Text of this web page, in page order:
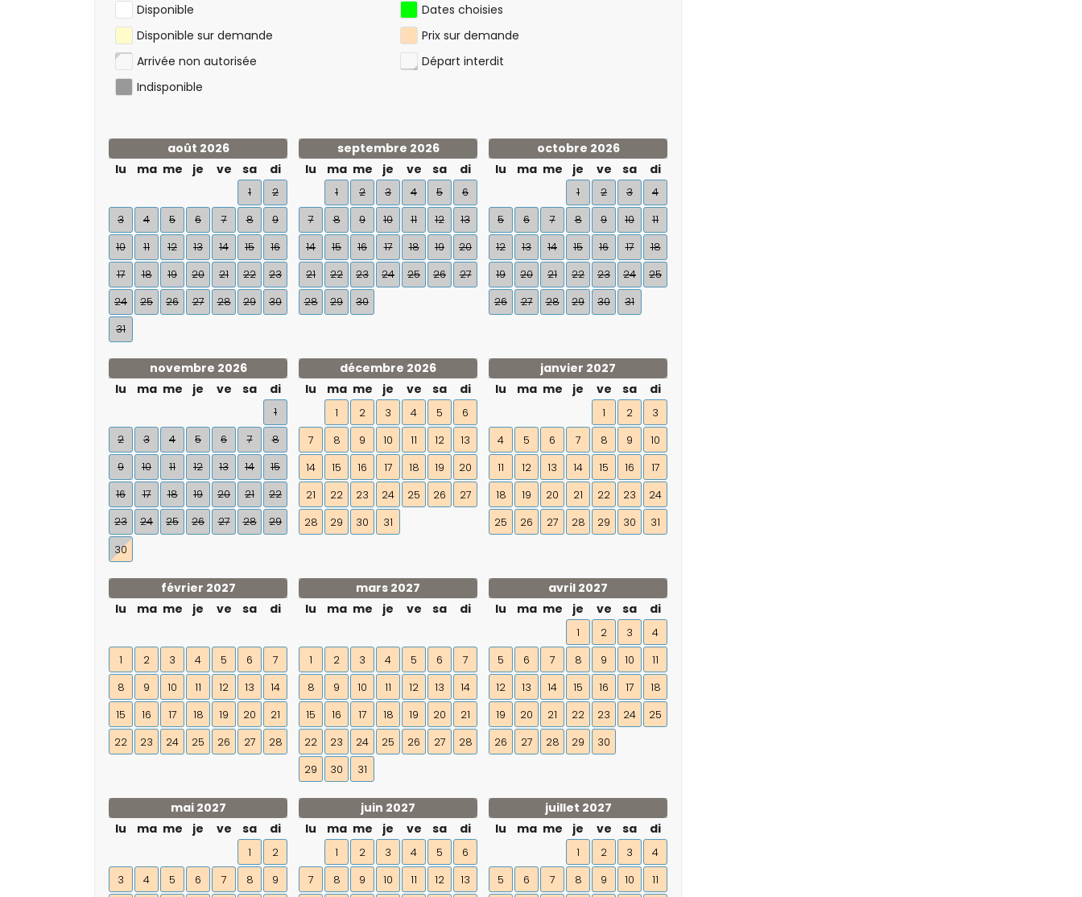
Disponible
Dates choisies
Disponible sur demande
Prix ​​sur demande
Arrivée non autorisée
Départ interdit
Indisponible
août 2026
lu
ma me je ve sa di
1
2
3
4 5 6 7 8
9
10
11 12 13 14 15
16
17
18 19 20 21 22
23
24
25 26 27 28 29
30
31
septembre 2026
lu
ma me je ve sa di
1 2 3 4 5
6
7
8 9 10 11 12
13
14
15 16 17 18 19
20
21
22 23 24 25 26
27
28
29 30
octobre 2026
lu
ma me je ve sa di
1 2 3
4
5
6 7 8 9 10
11
12
13 14 15 16 17
18
19
20 21 22 23 24
25
26
27 28 29 30 31
novembre 2026
lu
ma me je ve sa di
1
2
3 4 5 6 7
8
9
10 11 12 13 14
15
16
17 18 19 20 21
22
23
24 25 26 27 28 29
30
décembre 2026
lu
ma me je ve sa di
1 2 3 4 5
6
7
8 9 10 11 12
13
14
15 16 17 18 19
20
21
22 23 24 25 26
27
28
29 30 31
janvier 2027
lu
ma me je ve sa di
1 2
3
4
5 6 7 8 9
10
11
12 13 14 15 16
17
18
19 20 21 22 23
24
25
26 27 28 29 30 31
février 2027
lu
ma me je ve sa di
1 2 3 4 5 6
7
8
9 10 11 12 13
14
15
16 17 18 19 20
21
22
23 24 25 26 27 28
mars 2027
lu
ma me je ve sa di
1 2 3 4 5 6
7
8
9 10 11 12 13
14
15
16 17 18 19 20
21
22
23 24 25 26 27
28
29
30 31
avril 2027
lu
ma me je ve sa di
1 2 3
4
5
6 7 8 9 10
11
12
13 14 15 16 17
18
19
20 21 22 23 24
25
26
27 28 29 30
mai 2027
lu
ma me je ve sa di
1
2
3
4 5 6 7 8 9
juin 2027
lu
ma me je ve sa di
1 2 3 4 5
6
7
8 9 10 11 12 13
juillet 2027
lu
ma me je ve sa di
1 2 3
4
5
6 7 8 9 10 11